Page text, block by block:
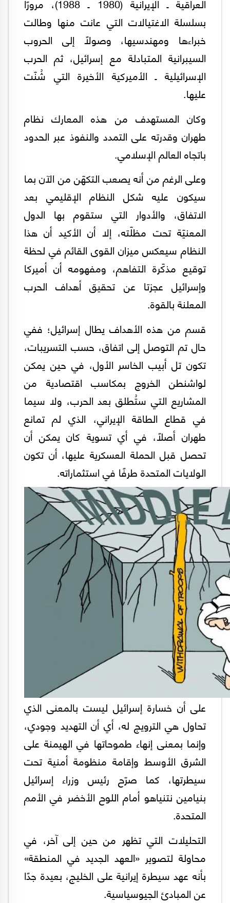
بسلسلة الاغتيالات التي عانت منها وطالت
خبراءها ومهندسيها، وصولًا إلى الحروب
السيبرانية المتبادلة مع إسرائيل، ثم الحرب
الإسرائيلية ـ الأميركية الأخيرة التي شُنّت
عليها.
وكان المستهدف من هذه المعارك نظام
طهران وقدرته على التمدد والنفوذ عبر الحدود
باتجاه العالم الإسلامي.
وعلى الرغم من أنه يصعب التكهّن من الآن بما
سيكون عليه شكل النظام الإقليمي بعد
الاتفاق، والأدوار التي ستقوم بها الدول
المعنيّة تحت مظلّته، إلا أن الأكيد أن هذا
النظام سيعكس ميزان القوى القائم في لحظة
توقيع مذكّرة التفاهم، ومفهومه أن أميركا
وإسرائيل عجزتا عن تحقيق أهداف الحرب
المعلنة بالقوة.
قسم من هذه الأهداف يطال إسرائيل؛ ففي
حال تم التوصل إلى اتفاق، حسب التسريبات،
تكون تل أبيب الخاسر الأول، في حين يمكن
لواشنطن الخروج بمكاسب اقتصادية من
المشاريع التي ستُطلق بعد الحرب، ولا سيما
في قطاع الطاقة الإيراني، الذي لم تمانع
طهران أصلًا، في أي تسوية كان يمكن أن
تحصل قبل الحملة العسكرية عليها، أن تكون
الولايات المتحدة طرفًا في استثماراته.
على أن خسارة إسرائيل ليست بالمعنى الذي
تحاول هي الترويج له، أي أن التهديد وجودي،
وإنما بمعنى إنهاء طموحاتها في الهيمنة على
الشرق الأوسط وإقامة منظومة أمنية تحت
سيطرتها، كما صرّح رئيس وزراء إسرائيل
بنيامين نتنياهو أمام اللوح الأخضر في الأمم
المتحدة.
التحليلات التي تظهر من حين إلى آخر، في
محاولة لتصوير «العهد الجديد في المنطقة»
بأنه عهد سيطرة إيرانية على الخليج، بعيدة جدًا
عن المبادئ الجيوسياسية.